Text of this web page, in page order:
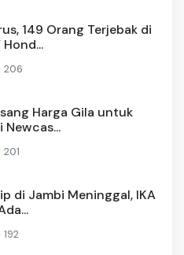
149 Orang Terjebak di
206
Harga Gila untuk
Newcas...
201
di Jambi Meninggal, IKA
192